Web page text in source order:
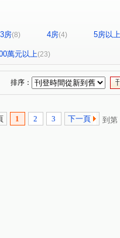
圈美寓 宏普AMAX SOHO
譽天心大樓(1)
立信一街(1) 福美街(2)
中
中平路(1) 中央路(3)
新北
德二街(1) 中榮街(1) 建中街
3房(8) 4房(4) 5房以上
萬元以上(23)
排序：
1 2 3 下一頁 到第